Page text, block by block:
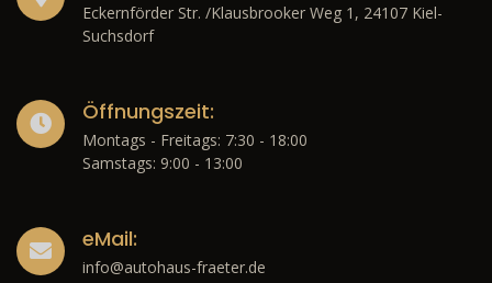
Eckernförder Str. /Klausbrooker Weg 1, 24107 Kiel-
Suchsdorf
Öffnungszeit:
Montags - Freitags: 7:30 - 18:00
Samstags: 9:00 - 13:00
eMail:
info@autohaus-fraeter.de